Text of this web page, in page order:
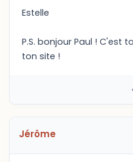
Estelle
P.S. bonjour Paul ! C'est
ton site !
Jérôme